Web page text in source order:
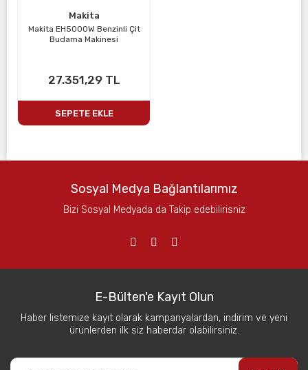
Makita
Makita EH5000W Benzinli Çit
Budama Makinesi
27.351,29 TL
SEPETE EKLE
Sosyal Medya Bağlantılarımız
Bizi Sosyal Medyada da Takip edebilirisniz
E-Bülten'e Kayıt Olun
Haber listemize kayıt olarak kampanyalardan, indirim ve yeni
ürünlerden ilk siz haberdar olabilirsiniz.